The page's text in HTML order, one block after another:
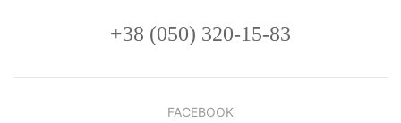
+38 (050) 320-15-83
FACEBOOK